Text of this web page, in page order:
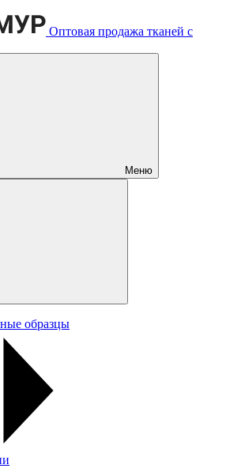
Оптовая продажа тканей с
Меню
образцы